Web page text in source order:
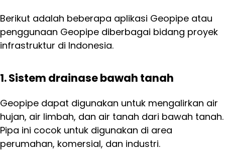
Berikut adalah beberapa aplikasi Geopipe atau
penggunaan Geopipe diberbagai bidang proyek
infrastruktur di Indonesia.
1. Sistem drainase bawah tanah
Geopipe dapat digunakan untuk mengalirkan air
hujan, air limbah, dan air tanah dari bawah tanah.
Pipa ini cocok untuk digunakan di area
perumahan, komersial, dan industri.